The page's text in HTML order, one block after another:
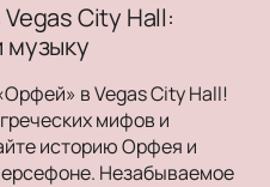
City Hall:
музыку
в Vegas City Hall!
мифов и
историю Орфея и
Незабываемое